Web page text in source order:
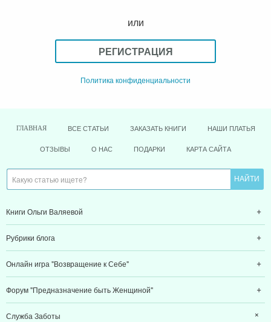
или
РЕГИСТРАЦИЯ
Политика конфиденциальности
ГЛАВНАЯ ВСЕ СТАТЬИ ЗАКАЗАТЬ КНИГИ НАШИ ПЛАТЬЯ
ОТЗЫВЫ О НАС ПОДАРКИ КАРТА САЙТА
Книги Ольги Валяевой
Рубрики блога
Онлайн игра "Возвращение к Себе"
Форум "Предназначение быть Женщиной"
Служба Заботы